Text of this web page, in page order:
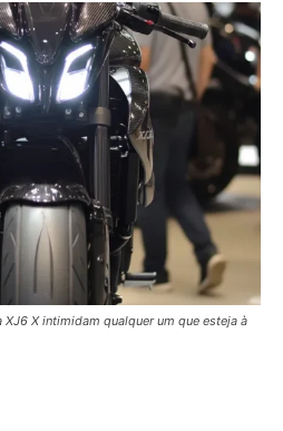
X intimidam qualquer um que esteja à